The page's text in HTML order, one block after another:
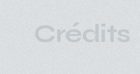
Crédits